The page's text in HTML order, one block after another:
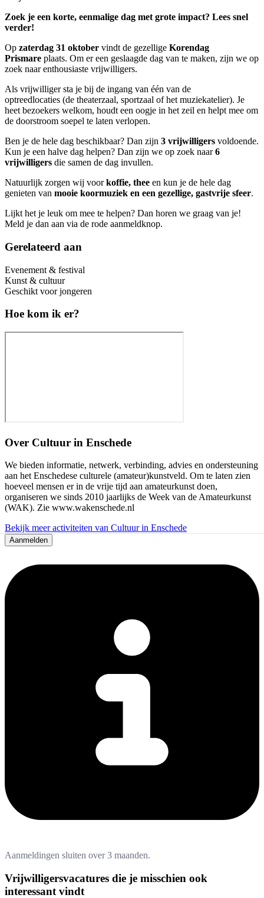
Zoek je een korte, eenmalige dag met grote impact? Lees snel
verder!
Op zaterdag 31 oktober vindt de gezellige Korendag
Prismare plaats. Om er een geslaagde dag van te maken, zijn we op
zoek naar enthousiaste vrijwilligers.
Als vrijwilliger sta je bij de ingang van één van de
optreedlocaties (de theaterzaal, sportzaal of het muziekatelier). Je
heet bezoekers welkom, houdt een oogje in het zeil en helpt mee om
de doorstroom soepel te laten verlopen.
Ben je de hele dag beschikbaar? Dan zijn 3 vrijwilligers voldoende.
Kun je een halve dag helpen? Dan zijn we op zoek naar6
vrijwilligers die samen de dag invullen.
Natuurlijk zorgen wij voorkoffie, thee en kun je de hele dag
genieten van mooie koormuziek en een gezellige, gastvrije sfeer.
Lijkt het je leuk om mee te helpen? Dan horen we graag van je!
Meld je dan aan via de rode aanmeldknop.
Gerelateerd aan
Evenement & festival
Kunst & cultuur
Geschikt voor jongeren
Hoe kom ik er?
Over Cultuur in Enschede
We bieden informatie, netwerk, verbinding, advies en ondersteuning
aan het Enschedese culturele (amateur)kunstveld. Om te laten zien
hoeveel mensen er in de vrije tijd aan amateurkunst doen,
organiseren we sinds 2010 jaarlijks de Week van de Amateurkunst
(WAK). Zie www.wakenschede.nl
Bekijk meer activiteiten van Cultuur in Enschede
Aanmelden
Aanmeldingen sluiten over 3 maanden.
Vrijwilligersvacatures die je misschien ook
interessant vindt